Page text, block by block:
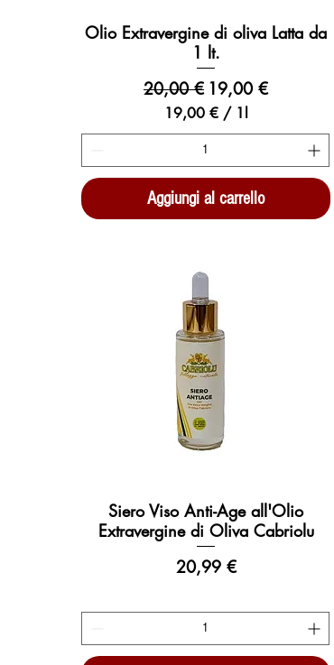
Vista rapida
Olio Extravergine di oliva Latta da
1 lt.
Prezzo regolare
20,00 € Prezzo scontato
19,00 €
19,00 € / 1l
1
9
,
0
e
r
1
l
i
t
r
o
Aggiungi al carrello
Vista rapida
Siero Viso Anti-Age all'Olio
Extravergine di Oliva Cabriolu
Prezzo
20,99 €